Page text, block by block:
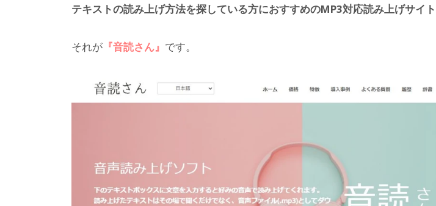
テキストの読み上げ方法を探している方におすすめのMP3対応読み上げサイト
それが 『音読さん』 です。